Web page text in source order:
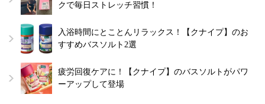
クで毎日ストレッチ習慣！
入浴時間にとことんリラックス！【クナイプ】のお
すすめバスソルト2選
疲労回復ケアに！【クナイプ】のバスソルトがパワ
ーアップして登場